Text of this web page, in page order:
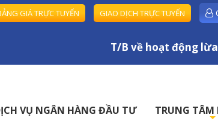
GIÁ TRỰC TUYẾN GIAO DỊCH TRỰC TUYẾN
T/B về hoạt động lừa
VỤ NGÂN HÀNG ĐẦU TƯ TRUNG TÂM